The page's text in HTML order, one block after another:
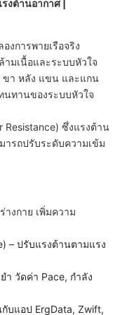
งต้านอากาศ |
งการพายเรือจริง
มเนื้อและระบบหัวใจ
ขา หลัง แขน และแกน
ทานของระบบหัวใจ
Resistance) ซึ่งแรงต้าน
ารถปรับระดับความเข้ม
างกาย เพิ่มความ
– ปรับแรงต้านตามแรง
ำ วัดค่า Pace, กำลัง
บแอป ErgData, Zwift,